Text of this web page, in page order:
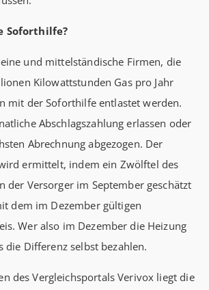
Soforthilfe?
und mittelständische Firmen, die
Kilowattstunden Gas pro Jahr
mit der Soforthilfe entlastet werden.
Abschlagszahlung erlassen oder
Abrechnung abgezogen. Der
ermittelt, indem ein Zwölftel des
der Versorger im September geschätzt
dem im Dezember gültigen
Wer also im Dezember die Heizung
Differenz selbst bezahlen.
des Vergleichsportals Verivox liegt die